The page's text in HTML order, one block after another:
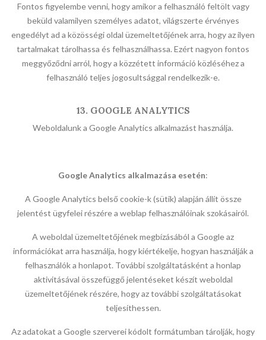
Fontos figyelembe venni, hogy amikor a felhasználó feltölt vagy
beküld valamilyen személyes adatot, világszerte érvényes
engedélyt ad a közösségi oldal üzemeltetőjének arra, hogy az ilyen
tartalmakat tárolhassa és felhasználhassa. Ezért nagyon fontos
meggyőződni arról, hogy a közzétett információ közléséhez a
felhasználó teljes jogosultsággal rendelkezik-e.
13. GOOGLE ANALYTICS
Weboldalunk a Google Analytics alkalmazást használja.
Google Analytics alkalmazása esetén:
​A Google Analytics belső cookie-k (sütik) alapján állít össze
jelentést ügyfelei részére a weblap felhasználóinak szokásairól.
A weboldal üzemeltetőjének megbízásából a Google az
információkat arra használja, hogy kiértékelje, hogyan használják a
felhasználók a honlapot. További szolgáltatásként a honlap
aktivitásával összefüggő jelentéseket készít weboldal
üzemeltetőjének részére, hogy az további szolgáltatásokat
teljesíthessen.
Az adatokat a Google szerverei kódolt formátumban tárolják, hogy